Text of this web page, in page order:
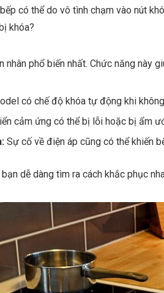
có thể do vô tình chạm vào nút
khóa?
nhân phổ biến nhất. Chức năng này
có chế độ khóa tự động khi
cảm ứng có thể bị lỗi hoặc bị ẩm
Sự cố về điện áp cũng có thể khiến
dễ dàng tìm ra cách khắc phục